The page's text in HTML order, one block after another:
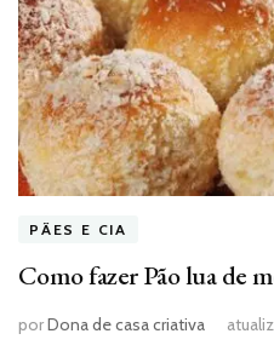
PÃES E CIA
Como fazer Pão lua de
porDona de casa criativa